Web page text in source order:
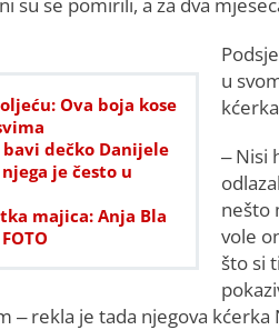
Ova boja kose
dečko Danijele
je često u
majica: Anja Bla
u
– Nisi
nešto
vole
što si
– rekla je tada njegova kćerka